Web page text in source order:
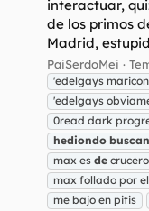
interactuar,
de los primos
Madrid,
PaiSerdoMei
'edelgays
'edelgays
0read dark
hediondo
max es de crucero
max follado por
me bajo en pitis